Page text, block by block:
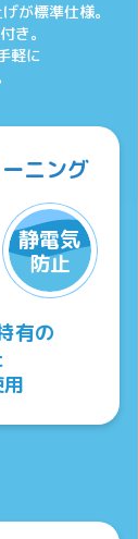
が標準仕様。
き。
軽に
ニング
静電気
防止
有の